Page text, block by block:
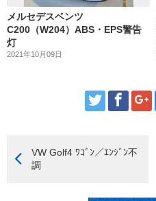
メルセデスベンツ
C200（W204）ABS・EPS警告
灯
2021年10月09日
VW Golf4 ﾜｺﾞﾝ／ｴﾝｼﾞﾝ不
調